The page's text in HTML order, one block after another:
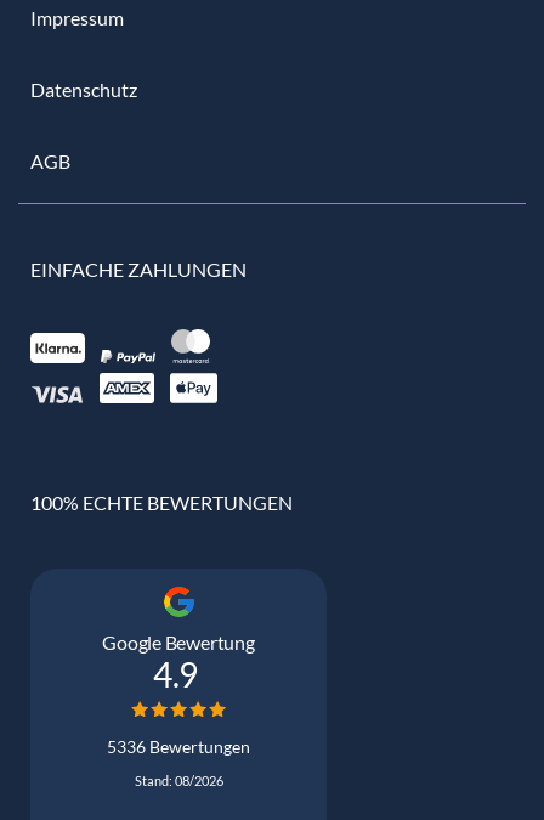
Impressum
Datenschutz
AGB
EINFACHE ZAHLUNGEN
100% ECHTE BEWERTUNGEN
Google Bewertung
4.9
5336 Bewertungen
Stand: 08/2026